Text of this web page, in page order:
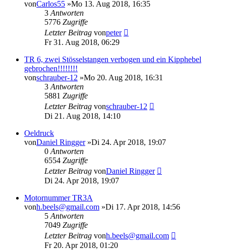
vonCarlos55 »Mo 13. Aug 2018, 16:35
3 Antworten
5776 Zugriffe
Letzter Beitrag vonpeter
Fr 31. Aug 2018, 06:29
TR 6, zwei Stösselstangen verbogen und ein Kipphebel
gebrochen!!!!!!!!
vonschrauber-12 »Mo 20. Aug 2018, 16:31
3 Antworten
5881 Zugriffe
Letzter Beitrag vonschrauber-12
Di 21. Aug 2018, 14:10
Oeldruck
vonDaniel Ringger»Di 24. Apr 2018, 19:07
0 Antworten
6554 Zugriffe
Letzter Beitrag vonDaniel Ringger
Di 24. Apr 2018, 19:07
Motornummer TR3A
vonh.beels@gmail.com »Di 17. Apr 2018, 14:56
5 Antworten
7049 Zugriffe
Letzter Beitrag vonh.beels@gmail.com
Fr 20. Apr 2018, 01:20